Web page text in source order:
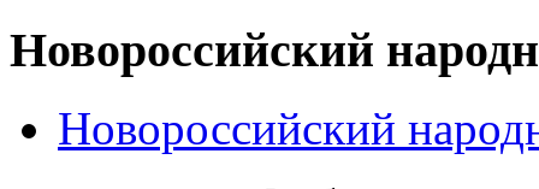
Новороссийский
Новороссийский